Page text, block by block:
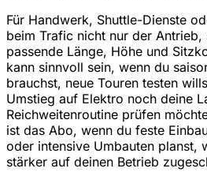
Für Handwerk, Shuttle-Dienste
beim Trafic nicht nur der Antrieb,
passende Länge, Höhe und
kann sinnvoll sein, wenn du
brauchst, neue Touren testen
Umstieg auf Elektro noch deine
Reichweitenroutine prüfen
ist das Abo, wenn du feste
oder intensive Umbauten planst,
stärker auf deinen Betrieb